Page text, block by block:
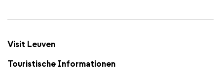
Visit Leuven
Touristische Informationen